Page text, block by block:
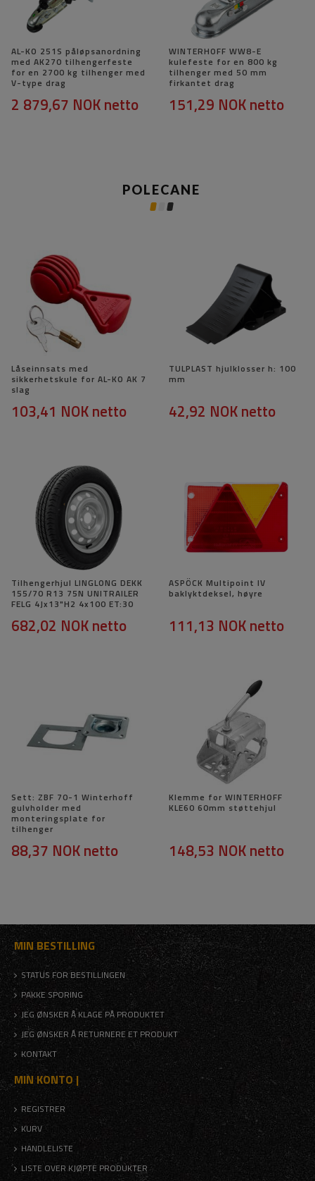
AL-KO 251S påløpsanordning
med AK270 tilhengerfeste
for en 2700 kg tilhenger med
V-type drag
2 879,67 NOKnetto
WINTERHOFF WW8-E
kulefeste for en 800 kg
tilhenger med 50 mm
firkantet drag
151,29 NOKnetto
POLECANE
Låseinnsats med
sikkerhetskule for AL-KO AK 7
slag
103,41 NOKnetto
TULPLAST hjulklosser h: 100
mm
42,92 NOKnetto
Tilhengerhjul LINGLONG DEKK
155/70 R13 75N UNITRAILER
FELG 4Jx13"H2 4x100 ET:30
682,02 NOKnetto
ASPÖCK Multipoint IV
baklyktdeksel, høyre
111,13 NOKnetto
Sett: ZBF 70-1 Winterhoff
gulvholder med
monteringsplate for
tilhenger
88,37 NOKnetto
Klemme for WINTERHOFF
KLE60 60mm støttehjul
148,53 NOKnetto
MIN BESTILLING
STATUS FOR BESTILLINGEN
PAKKE SPORING
JEG ØNSKER Å KLAGE PÅ PRODUKTET
JEG ØNSKER Å RETURNERE ET PRODUKT
KONTAKT
MIN KONTO |
REGISTRER
KURV
HANDLELISTE
LISTE OVER KJØPTE PRODUKTER